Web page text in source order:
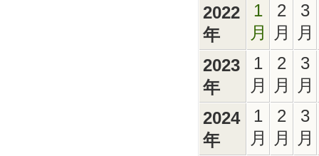
2022
年
1
月
2
月
3
月
2023
年
1
月
2
月
3
月
2024
年
1
月
2
月
3
月